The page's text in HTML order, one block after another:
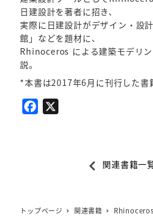
日建設計を著者に招き、
実際に日建設計がデザイン・設
館」などを題材に、
Rhinoceros による建築モデリ
説。
*本書は2017年6月に刊行した書
関連書籍一
トップページ 関連書籍 Rhinoceros